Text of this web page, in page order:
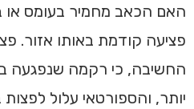
האם הכאב מחמיר בעומס או
פציעה קודמת באותו אזור.
החשיבה, כי רקמה שנפגעה
יותר, והספורטאי עלול לפצות